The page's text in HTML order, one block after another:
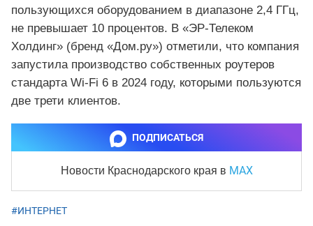
пользующихся оборудованием в диапазоне 2,4 ГГц,
не превышает 10 процентов. В «ЭР‑Телеком
Холдинг» (бренд «Дом.ру») отметили, что компания
запустила производство собственных роутеров
стандарта Wi‑Fi 6 в 2024 году, которыми пользуются
две трети клиентов.
ПОДПИСАТЬСЯ
Новости Краснодарского края в MAX
#ИНТЕРНЕТ